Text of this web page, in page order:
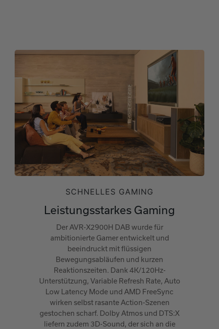
SCHNELLES GAMING
Leistungsstarkes Gaming
Der AVR-X2900H DAB wurde für
ambitionierte Gamer entwickelt und
beeindruckt mit flüssigen
Bewegungsabläufen und kurzen
Reaktionszeiten. Dank 4K/120Hz-
Unterstützung, Variable Refresh Rate, Auto
Low Latency Mode und AMD FreeSync
wirken selbst rasante Action-Szenen
gestochen scharf. Dolby Atmos und DTS:X
liefern zudem 3D-Sound, der sich an die